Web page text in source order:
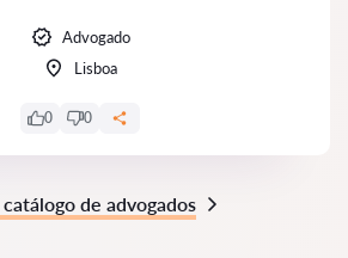
Advogado
Lisboa
0 0
catálogo de advogados